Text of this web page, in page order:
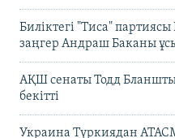
Биліктегі "Тиса"
заңгер Андраш Баканы
АҚШ сенаты Тодд
бекітті
Украина Түркиядан